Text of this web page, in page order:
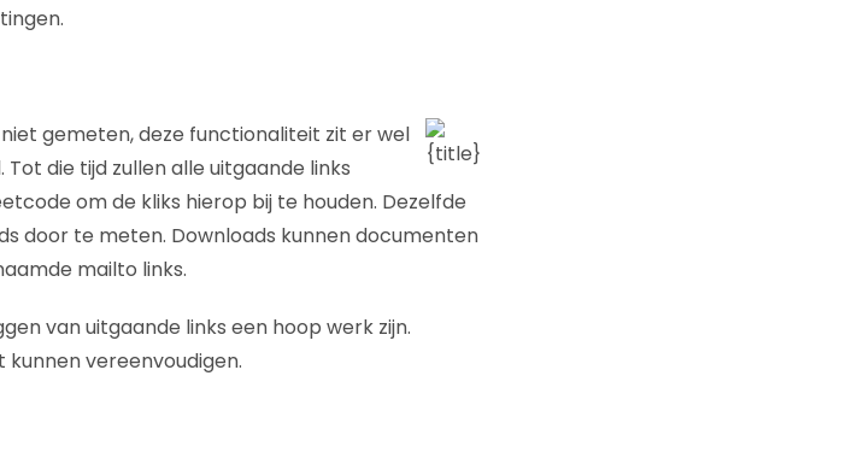
gemeten, deze functionaliteit zit er wel
die tijd zullen alle uitgaande links
om de kliks hierop bij te houden. Dezelfde
door te meten. Downloads kunnen documenten
mailto links.
van uitgaande links een hoop werk zijn.
vereenvoudigen.